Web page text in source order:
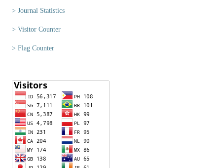
> Journal Statistics
> Visitor Counter
> Flag Counter